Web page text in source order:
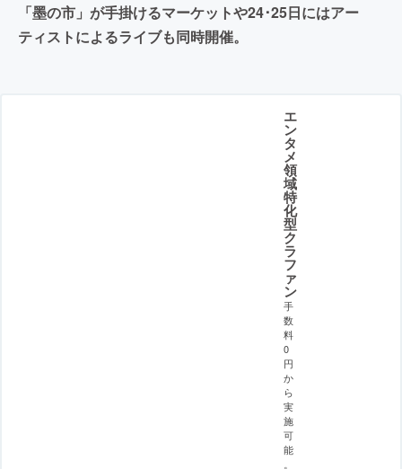
「墨の市」が手掛けるマーケットや24･25日にはアー
ティストによるライブも同時開催。
エ
ン
タ
メ
領
域
特
化
型
ク
ラ
フ
ァ
ン
手
数
料
0
円
か
ら
実
施
可
能